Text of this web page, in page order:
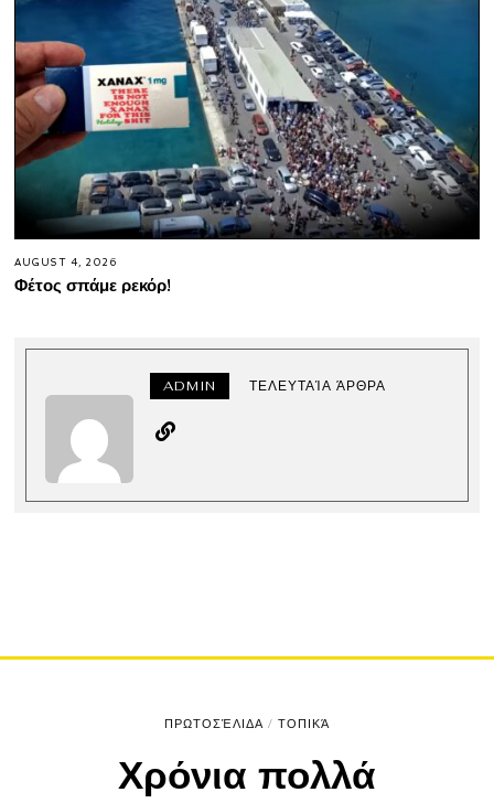
AUGUST 4, 2026
Φέτος σπάμε ρεκόρ!
ADMIN ΤΕΛΕΥΤΑΊΑ ΆΡΘΡΑ
ΠΡΩΤΟΣΈΛΙΔΑ / ΤΟΠΙΚΆ
Χρόνια πολλά